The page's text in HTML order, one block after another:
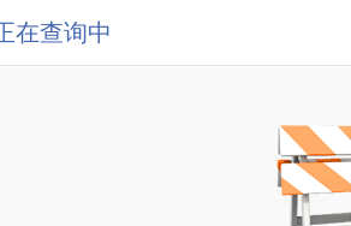
在查询中